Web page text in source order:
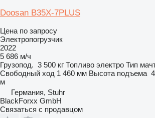
Doosan B35X-7PLUS
Цена по запросу
Электропогрузчик
2022
5 686 м/ч
Грузопод. 3 500 кг Топливо электро Тип
Свободный ход 1 460 мм Высота подъема
м
Германия, Stuhr
BlackForxx GmbH
Связаться с продавцом